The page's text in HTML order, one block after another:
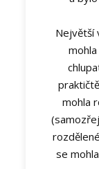
Největší
mohla
se